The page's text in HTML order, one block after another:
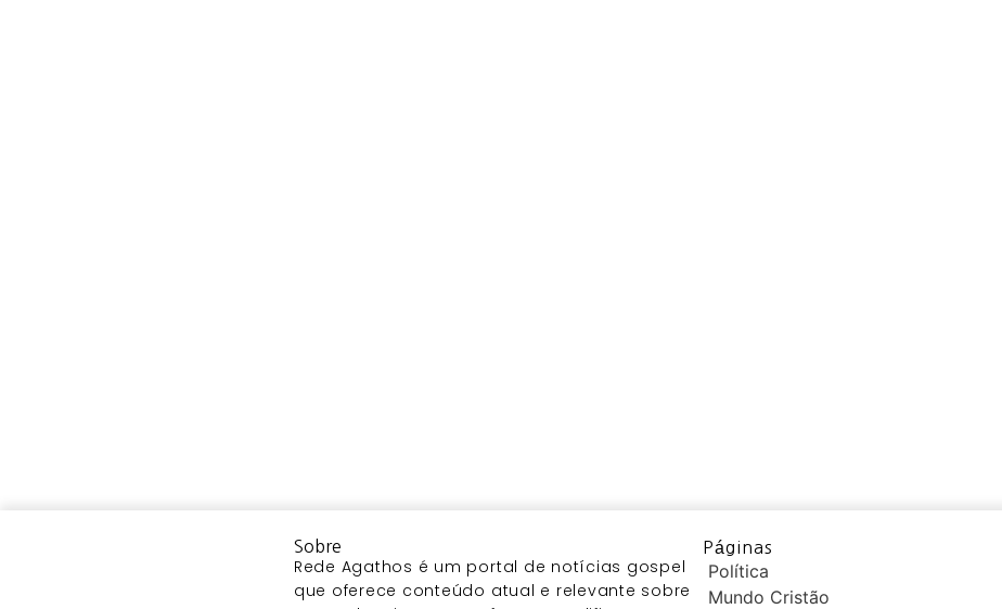
Sobre
Rede Agathos é um portal de notícias gospel
que oferece conteúdo atual e relevante sobre
Páginas
Política
Mundo Cristão